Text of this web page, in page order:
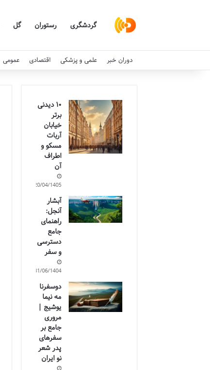
گردشگری رستوران گل
دوران خبر علمی و پزشکی اقتصادی عمومی
۱۰ دیدنی
برتر
خیابان
آربات
مسکو و
اطراف
آن
20/04/1405
آبشار
آنجل:
راهنمای
جامع
دسترسی
و سفر
31/06/1404
دوسفرنا
مه نیما
یوشیج |
مروری
جامع بر
سفرهای
پدر شعر
نو ایران